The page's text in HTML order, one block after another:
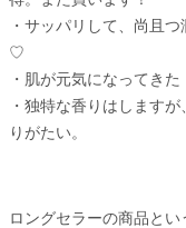
・サッパリして、尚且
♡
・肌が元気になってき
・独特な香りはします
りがたい。
ロングセラーの商品と